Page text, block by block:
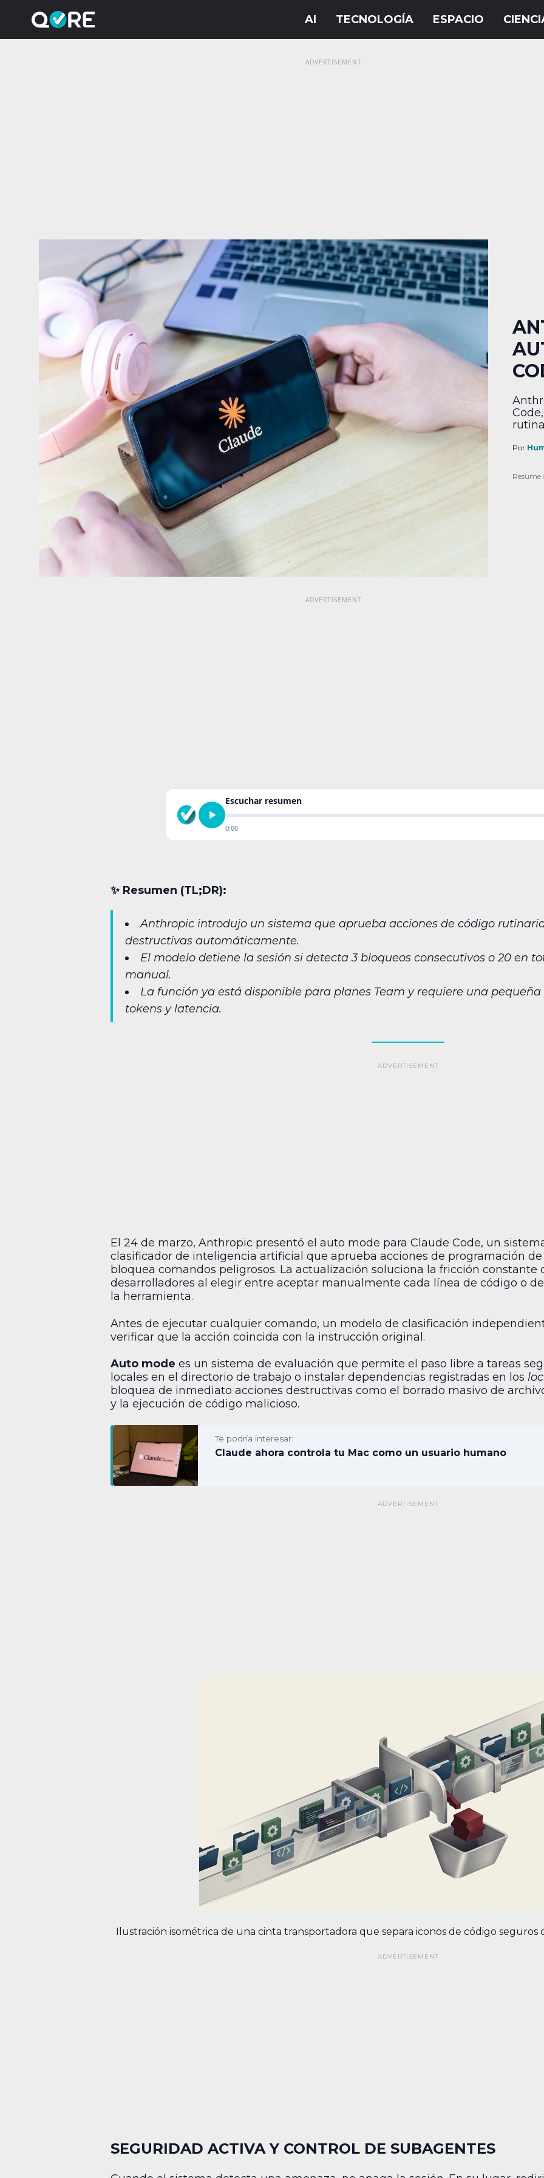
Por
Resume
Escuchar resumen
0:00
✨︎ Resumen (TL;DR):
Anthropic introdujo un sistema que aprueba acciones de código
destructivas automáticamente.
El modelo detiene la sesión si detecta 3 bloqueos consecutivos o 20 en
manual.
La función ya está disponible para planes Team y requiere una
tokens y latencia.
El 24 de marzo, Anthropic presentó el auto mode para Claude Code, un
clasificador de inteligencia artificial que aprueba acciones de programación
bloquea comandos peligrosos. La actualización soluciona la fricción constante
desarrolladores al elegir entre aceptar manualmente cada línea de código o
la herramienta.
Antes de ejecutar cualquier comando, un modelo de clasificación
verificar que la acción coincida con la instrucción original.
Auto mode es un sistema de evaluación que permite el paso libre a tareas
locales en el directorio de trabajo o instalar dependencias registradas en los
bloquea de inmediato acciones destructivas como el borrado masivo de
y la ejecución de código malicioso.
Te podría interesar:
Claude ahora controla tu Mac como un usuario humano
Ilustración isométrica de una cinta transportadora que separa iconos de código
SEGURIDAD ACTIVA Y CONTROL DE SUBAGENTES